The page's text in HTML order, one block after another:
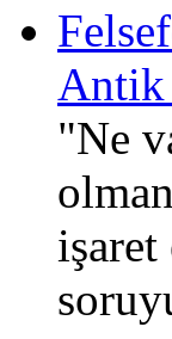
Antik
"Ne